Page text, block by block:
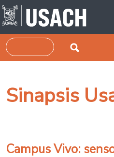
Pasar al contenido principal
Buscar
Sinapsis
Campus Vivo: